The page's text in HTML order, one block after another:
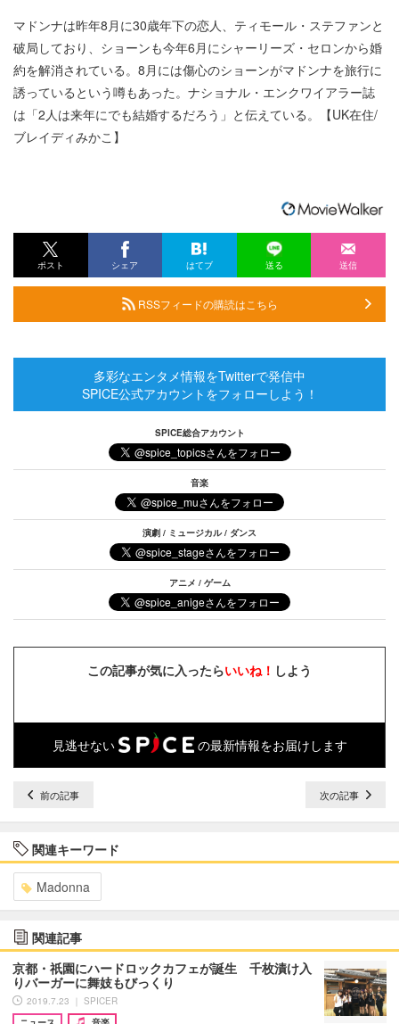
マドンナは昨年8月に30歳年下の恋人、ティモール・ステファンと
破局しており、ショーンも今年6月にシャーリーズ・セロンから婚
約を解消されている。8月には傷心のショーンがマドンナを旅行に
誘っているという噂もあった。ナショナル・エンクワイアラー誌
は「2人は来年にでも結婚するだろう」と伝えている。【UK在住/
ブレイディみかこ】
ポスト シェア はてブ 送る 送信
RSSフィードの購読はこちら
多彩なエンタメ情報をTwitterで発信中
SPICE公式アカウントをフォローしよう！
SPICE総合アカウント
音楽
演劇 / ミュージカル / ダンス
アニメ / ゲーム
この記事が気に入ったらいいね！ しよう
見逃せない の最新情報をお届けします
前の記事 次の記事
関連キーワード
Madonna
関連記事
京都・祇園にハードロックカフェが誕生 千枚漬け入
りバーガーに舞妓もびっくり
2019.7.23 ｜ SPICER